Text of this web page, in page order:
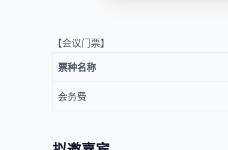
【会议门票】
票种名称
会务费